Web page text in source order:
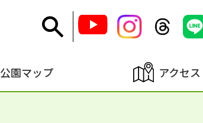
公園マップ アクセス